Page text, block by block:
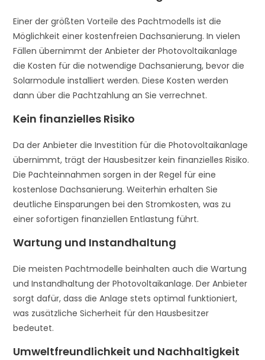
Einer der größten Vorteile des Pachtmodells ist die
Möglichkeit einer kostenfreien Dachsanierung. In vielen
Fällen übernimmt der Anbieter der Photovoltaikanlage
die Kosten für die notwendige Dachsanierung, bevor die
Solarmodule installiert werden. Diese Kosten werden
dann über die Pachtzahlung an Sie verrechnet.
Kein finanzielles Risiko
Da der Anbieter die Investition für die Photovoltaikanlage
übernimmt, trägt der Hausbesitzer kein finanzielles Risiko.
Die Pachteinnahmen sorgen in der Regel für eine
kostenlose Dachsanierung. Weiterhin erhalten Sie
deutliche Einsparungen bei den Stromkosten, was zu
einer sofortigen finanziellen Entlastung führt.
Wartung und Instandhaltung
Die meisten Pachtmodelle beinhalten auch die Wartung
und Instandhaltung der Photovoltaikanlage. Der Anbieter
sorgt dafür, dass die Anlage stets optimal funktioniert,
was zusätzliche Sicherheit für den Hausbesitzer
bedeutet.
Umweltfreundlichkeit und Nachhaltigkeit